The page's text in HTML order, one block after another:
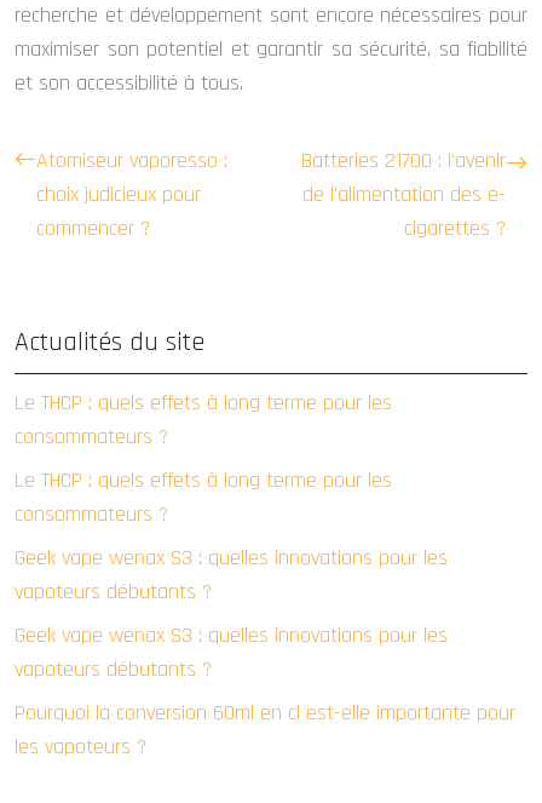
recherche et développement sont encore nécessaires pour
maximiser son potentiel et garantir sa sécurité, sa fiabilité
et son accessibilité à tous.
Atomiseur vaporesso :
choix judicieux pour
commencer ?
Batteries 21700 : l’avenir
de l’alimentation des e-
cigarettes ?
Actualités du site
Le THCP : quels effets à long terme pour les
consommateurs ?
Le THCP : quels effets à long terme pour les
consommateurs ?
Geek vape wenax S3 : quelles innovations pour les
vapoteurs débutants ?
Geek vape wenax S3 : quelles innovations pour les
vapoteurs débutants ?
Pourquoi la conversion 60ml en cl est-elle importante pour
les vapoteurs ?